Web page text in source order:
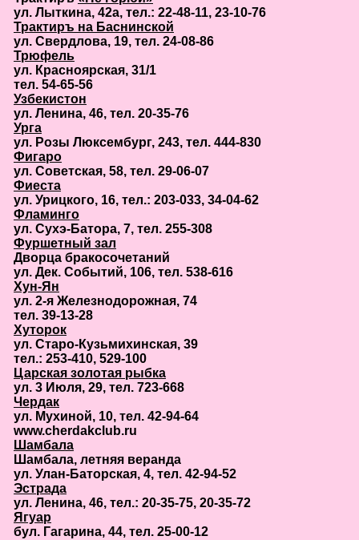
ул. Лыткина, 42а, тел.: 22-48-11, 23-10-76
Трактиръ на Баснинской
ул. Свердлова, 19, тел. 24-08-86
Трюфель
ул. Красноярская, 31/1
тел. 54-65-56
Узбекистон
ул. Ленина, 46, тел. 20-35-76
Урга
ул. Розы Люксембург, 243, тел. 444-830
Фигаро
ул. Советская, 58, тел. 29-06-07
Фиеста
ул. Урицкого, 16, тел.: 203-033, 34-04-62
Фламинго
ул. Сухэ-Батора, 7, тел. 255-308
Фуршетный зал
Дворца бракосочетаний
ул. Дек. Событий, 106, тел. 538-616
Хун-Ян
ул. 2-я Железнодорожная, 74
тел. 39-13-28
Хуторок
ул. Старо-Кузьмихинская, 39
тел.: 253-410, 529-100
Царская золотая рыбка
ул. 3 Июля, 29, тел. 723-668
Чердак
ул. Мухиной, 10, тел. 42-94-64
www.cherdakclub.ru
Шамбала
Шамбала, летняя веранда
ул. Улан-Баторская, 4, тел. 42-94-52
Эстрада
ул. Ленина, 46, тел.: 20-35-75, 20-35-72
Ягуар
бул. Гагарина, 44, тел. 25-00-12